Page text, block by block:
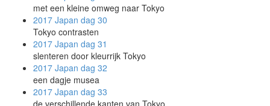
met een kleine omweg naar Tokyo
2017 Japan dag 30
Tokyo contrasten
2017 Japan dag 31
slenteren door kleurrijk Tokyo
2017 Japan dag 32
een dagje musea
2017 Japan dag 33
de verschillende kanten van Tokyo